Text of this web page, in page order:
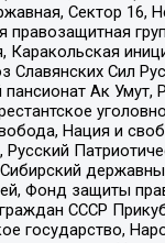
Сектор 16,
Славянских Сил
Ак Умут,
Нация и
Фонд защиты
СССР
государство,